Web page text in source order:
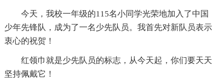
今天，我校一年级的115名小同学光荣地加入了中国
少年先锋队，成为了一名少先队员。我首先对新队员表示
衷心的祝贺！
红领巾就是少先队员的标志，从今天起，你们要天天
坚持佩戴它！